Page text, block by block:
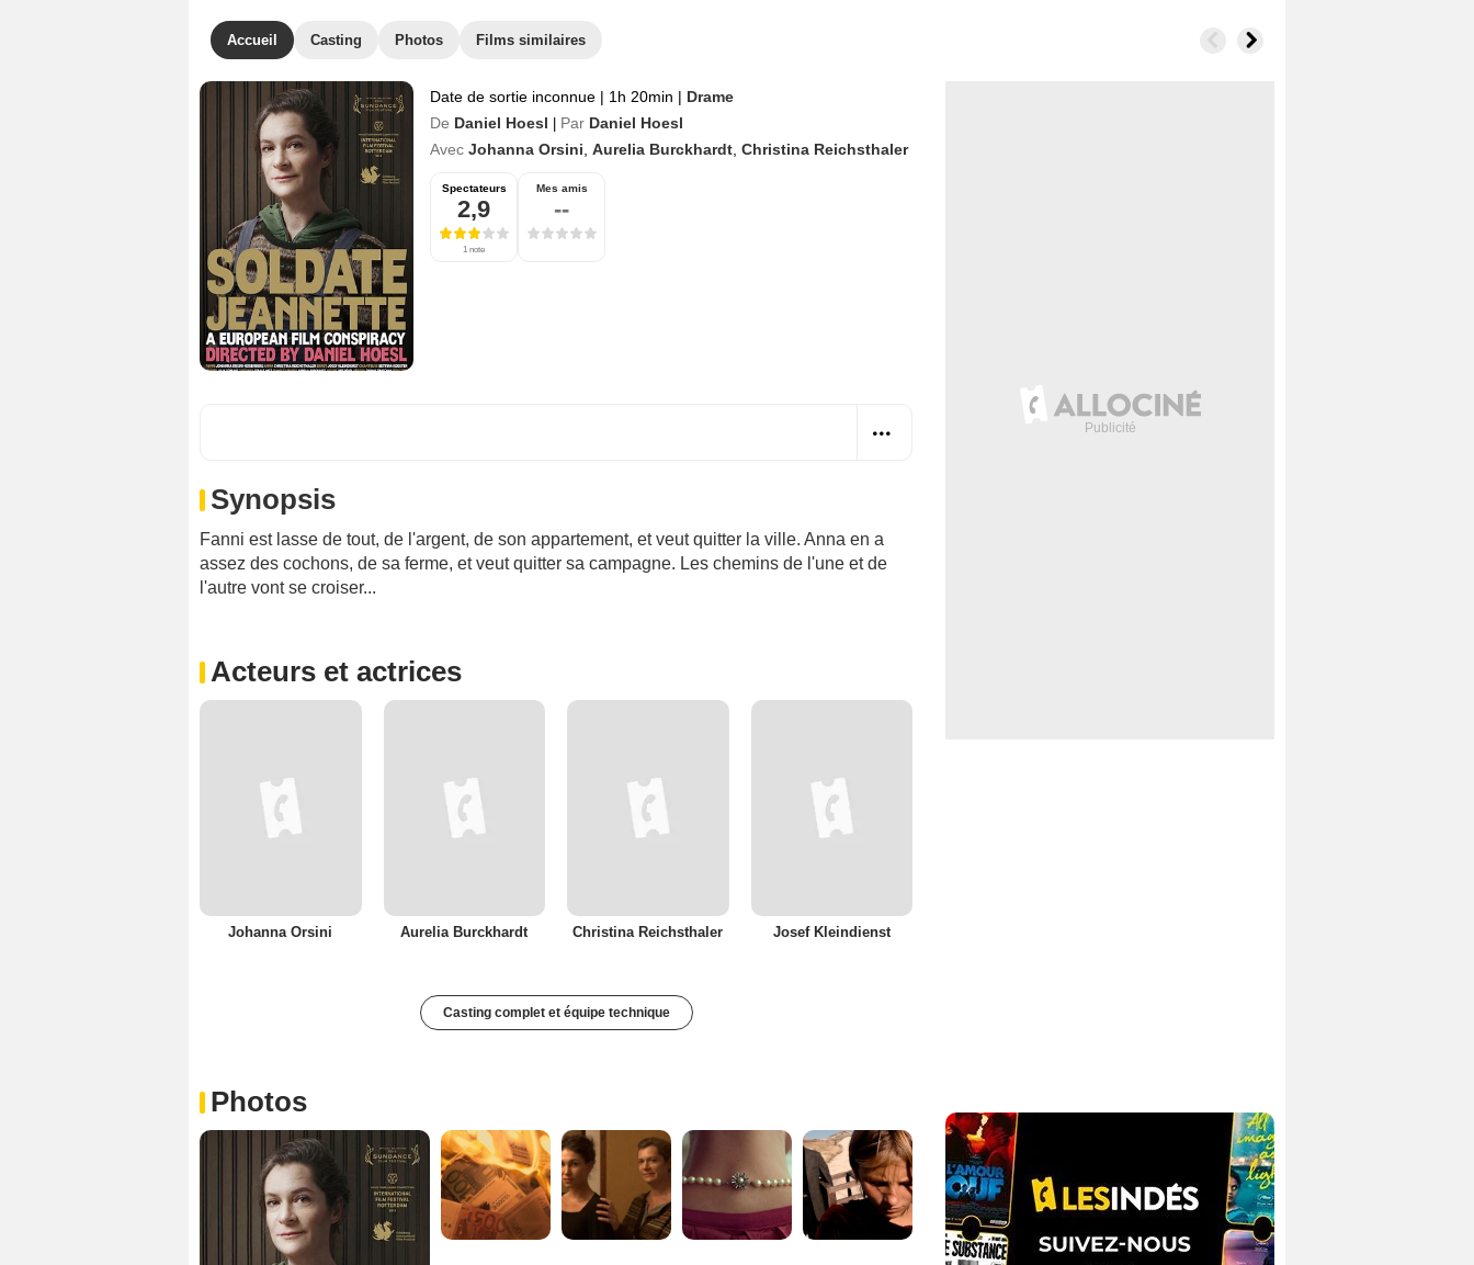
Accueil Casting Photos Films similaires
Date de sortie inconnue | 1h 20min | Drame
De Daniel Hoesl Par Daniel Hoesl
Avec Johanna Orsini Aurelia Burckhardt Christina Reichsthaler
Spectateurs
2,9
1 note
Mes amis
--
Synopsis
Fanni est lasse de tout, de l'argent, de son appartement, et veut quitter la ville. Anna en a
assez des cochons, de sa ferme, et veut quitter sa campagne. Les chemins de l'une et de
l'autre vont se croiser...
Acteurs et actrices
Johanna Orsini Aurelia Burckhardt Christina Reichsthaler Josef Kleindienst
Casting complet et équipe technique
Photos